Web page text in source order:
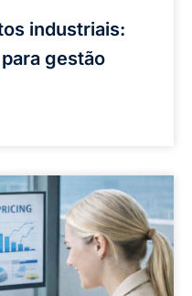
industriais:
gestão